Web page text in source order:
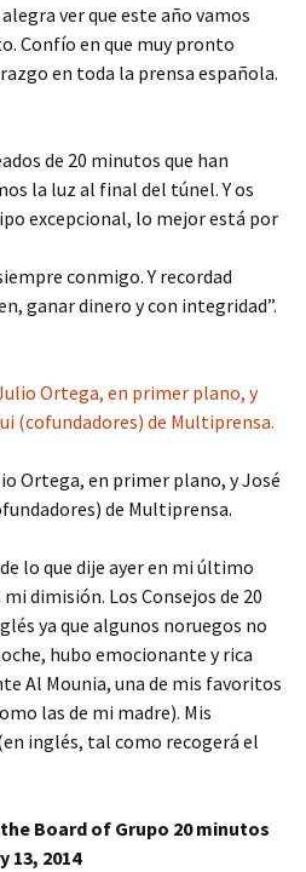
ver que este año vamos
Confío en que muy pronto
en toda la prensa española.
de 20 minutos que han
la luz al final del túnel. Y os
excepcional, lo mejor está por
conmigo. Y recordad
ganar dinero y con integridad”.
Ortega, en primer plano, y José
de Multiprensa.
lo que dije ayer en mi último
dimisión. Los Consejos de 20
ya que algunos noruegos no
hubo emocionante y rica
Al Mounia, una de mis favoritos
las de mi madre). Mis
inglés, tal como recogerá el
Board of Grupo 20 minutos
13, 2014